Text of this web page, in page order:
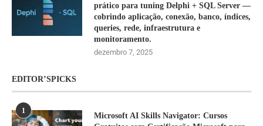
prático para tuning Delphi + SQL Server —
cobrindo aplicação, conexão, banco, índices,
queries, rede, infraestrutura e
monitoramento.
dezembro 7, 2025
EDITOR’SPICKS
1
Microsoft AI Skills Navigator: Cursos